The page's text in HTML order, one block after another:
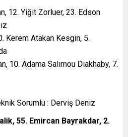
12. Yiğit Zorluer, 23. Edson
Kerem Atakan Kesgin, 5.
10. Adama Salımou Dıakhaby, 7.
Sorumlu : Derviş Deniz
55. Emircan Bayrakdar, 2.